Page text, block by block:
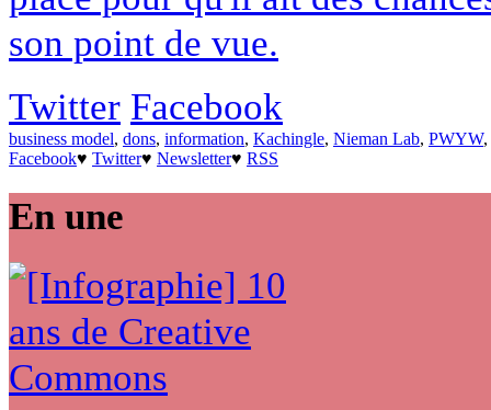
son point de vue.
Twitter Facebook
business model, dons, information, Kachingle, Nieman Lab, PWYW,
Facebook♥ Twitter♥ Newsletter♥ RSS
En une